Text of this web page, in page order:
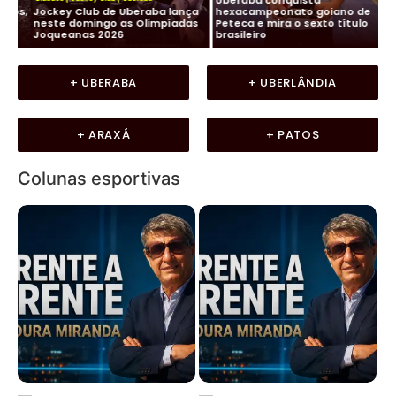
Jockey Club de Uberaba lança
neste domingo as Olimpíadas
Joqueanas 2026
hexacampeonato goiano de
Peteca e mira o sexto título
brasileiro
+ UBERABA + UBERLÂNDIA
+ ARAXÁ + PATOS
Colunas esportivas